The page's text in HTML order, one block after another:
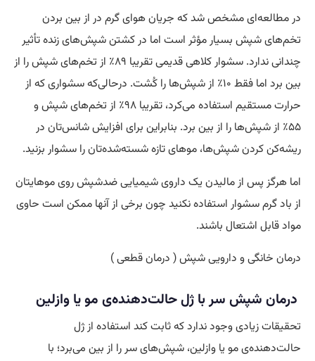
در مطالعه‌ای مشخص شد که جریان هوای گرم در از بین بردن
تخم‌های شپش بسیار مؤثر است اما در کشتن شپش‌های زنده تأثیر
چندانی ندارد. سشوار کلاهی قدیمی تقریبا ۸۹٪ از تخم‌های شپش را از
بین برد اما فقط ۱۰٪ از شپش‌ها را کُشت. درحالی‌که سشواری که از
حرارت مستقیم استفاده می‌کرد، تقریبا ۹۸٪ از تخم‌های شپش و
۵۵٪ از شپش‌ها را از بین برد. بنابراین برای افزایش شانس‌تان در
ریشه‌کن کردن شپش‌ها، موهای تازه‌ شسته‌شده‌تان را سشوار بزنید.
اما هرگز پس از مالیدن یک داروی شیمیایی ضدشپش روی موهایتان
از باد گرم سشوار استفاده نکنید چون برخی از آنها ممکن است حاوی
مواد قابل اشتعال باشند.
درمان خانگی و دارویی شپش ( درمان قطعی )
درمان شپش سر با ژل حالت‌دهنده‌ی مو یا وازلین
تحقیقات زیادی وجود ندارد که ثابت کند استفاده از ژل
حالت‌دهنده‌ی مو یا وازلین، شپش‌های سر را از بین می‌برد؛ با